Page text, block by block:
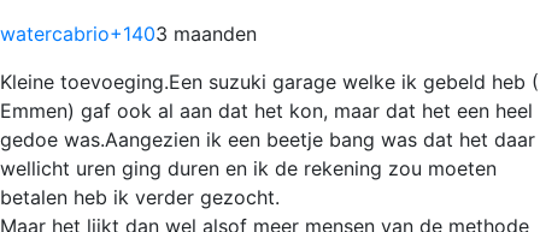
watercabrio+1403 maanden
Kleine toevoeging.Een suzuki garage welke ik gebeld heb (
Emmen) gaf ook al aan dat het kon, maar dat het een heel
gedoe was.Aangezien ik een beetje bang was dat het daar
wellicht uren ging duren en ik de rekening zou moeten
betalen heb ik verder gezocht.
Maar het lijkt dan wel alsof meer mensen van de methode